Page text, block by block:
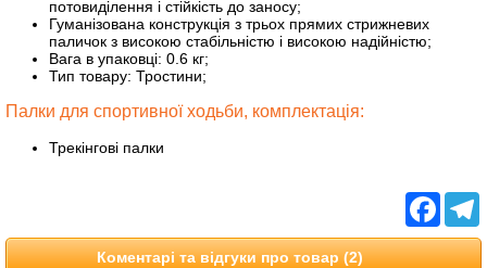
потовиділення і стійкість до заносу;
Гуманізована конструкція з трьох прямих стрижневих
паличок з високою стабільністю і високою надійністю;
Вага в упаковці: 0.6 кг;
Тип товару: Тростини;
Палки для спортивної ходьби, комплектація:
Трекінгові палки
Коментарі та відгуки про товар (2)